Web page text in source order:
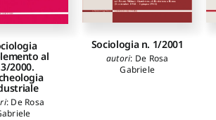
al
2000.
: De Rosa
Sociologia n. 1/2001
autori: De Rosa
Gabriele